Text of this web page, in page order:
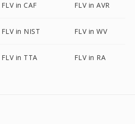
FLV in CAF FLV in AVR
FLV in NIST FLV in WV
FLV in TTA FLV in RA